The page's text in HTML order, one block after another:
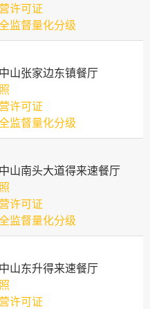
许可证
监督量化分级
山张家边东镇餐厅
许可证
监督量化分级
山南头大道得来速餐厅
许可证
监督量化分级
山东升得来速餐厅
许可证